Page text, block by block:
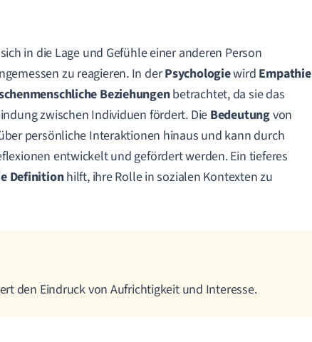
in die Lage und Gefühle einer anderen Person
zu reagieren. In derPsychologiewird Empathie
Beziehungenbetrachtet, da sie das
zwischen Individuen fördert. Die Bedeutungvon
persönliche Interaktionen hinaus und kann durch
entwickelt und gefördert werden. Ein tieferes
Definitionhilft, ihre Rolle in sozialen Kontexten zu
den Eindruck von Aufrichtigkeit und Interesse.